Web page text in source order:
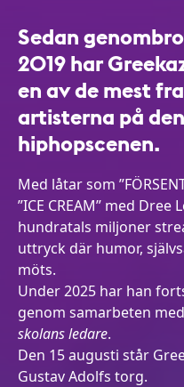
Sedan
2019 har
en av de mest
artisterna på
hiphopscenen.
Med låtar som
”ICE CREAM” med
hundratals miljoner
uttryck där humor,
möts.
Under 2025 har han
genom samarbeten
skolans ledare.
Den 15 augusti står
Gustav Adolfs torg.